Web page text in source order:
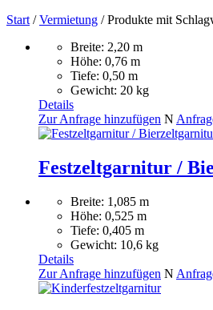
Start /Vermietung / Produkte mit
Breite: 2,20 m
Höhe: 0,76 m
Tiefe: 0,50 m
Gewicht: 20 kg
Details
Zur Anfrage hinzufügen N
Festzeltgarnitur /
Breite: 1,085 m
Höhe: 0,525 m
Tiefe: 0,405 m
Gewicht: 10,6 kg
Details
Zur Anfrage hinzufügen N